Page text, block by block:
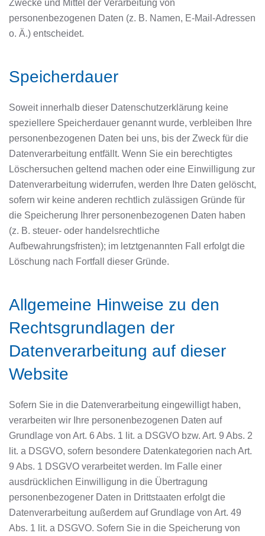
Zwecke und Mittel der Verarbeitung von
personenbezogenen Daten (z. B. Namen, E-Mail-Adressen
o. Ä.) entscheidet.
Speicherdauer
Soweit innerhalb dieser Datenschutzerklärung keine
speziellere Speicherdauer genannt wurde, verbleiben Ihre
personenbezogenen Daten bei uns, bis der Zweck für die
Datenverarbeitung entfällt. Wenn Sie ein berechtigtes
Löschersuchen geltend machen oder eine Einwilligung zur
Datenverarbeitung widerrufen, werden Ihre Daten gelöscht,
sofern wir keine anderen rechtlich zulässigen Gründe für
die Speicherung Ihrer personenbezogenen Daten haben
(z. B. steuer- oder handelsrechtliche
Aufbewahrungsfristen); im letztgenannten Fall erfolgt die
Löschung nach Fortfall dieser Gründe.
Allgemeine Hinweise zu den
Rechtsgrundlagen der
Datenverarbeitung auf dieser
Website
Sofern Sie in die Datenverarbeitung eingewilligt haben,
verarbeiten wir Ihre personenbezogenen Daten auf
Grundlage von Art. 6 Abs. 1 lit. a DSGVO bzw. Art. 9 Abs. 2
lit. a DSGVO, sofern besondere Datenkategorien nach Art.
9 Abs. 1 DSGVO verarbeitet werden. Im Falle einer
ausdrücklichen Einwilligung in die Übertragung
personenbezogener Daten in Drittstaaten erfolgt die
Datenverarbeitung außerdem auf Grundlage von Art. 49
Abs. 1 lit. a DSGVO. Sofern Sie in die Speicherung von